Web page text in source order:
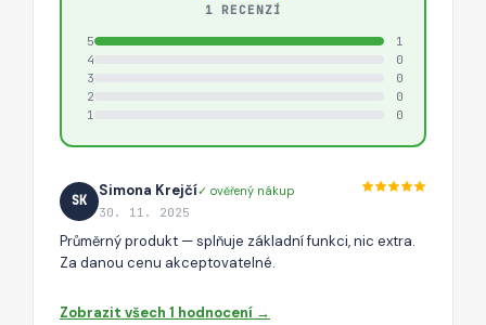
1 RECENZÍ
5
1
4
0
3
0
2
0
1
0
SK
Simona Krejčí✓ ověřený nákup
30. 11. 2025
Průměrný produkt — splňuje základní funkci, nic extra.
Za danou cenu akceptovatelné.
Zobrazit všech 1 hodnocení →